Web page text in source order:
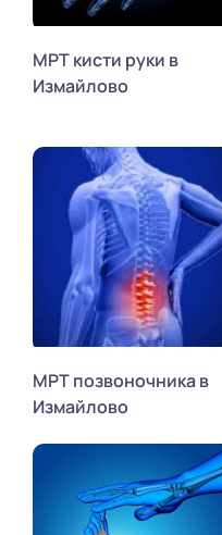
МРТ кисти руки в
Измайлово
МРТ позвоночника в
Измайлово